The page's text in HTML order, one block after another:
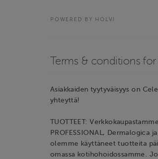
POWERED BY HOLVI
Terms & conditions
Asiakkaiden tyytyväisyys on
yhteyttä!
TUOTTEET:
PROFESSIONAL, Dermalogica
olemme käyttäneet tuotteita
omassa kotihohoidossamme.